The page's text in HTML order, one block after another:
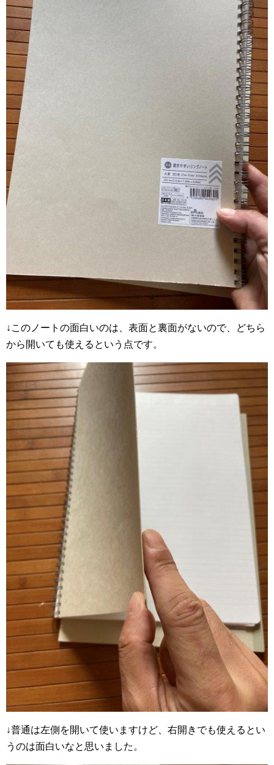
↓このノートの面白いのは、表面と裏面がないので、どちら
から開いても使えるという点です。
↓普通は左側を開いて使いますけど、右開きでも使えるとい
うのは面白いなと思いました。